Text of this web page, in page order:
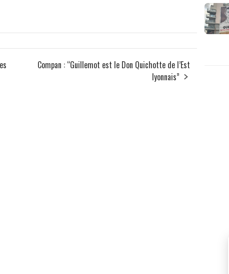
Compan : “Guillemot est le Don Quichotte de l’Est
lyonnais”